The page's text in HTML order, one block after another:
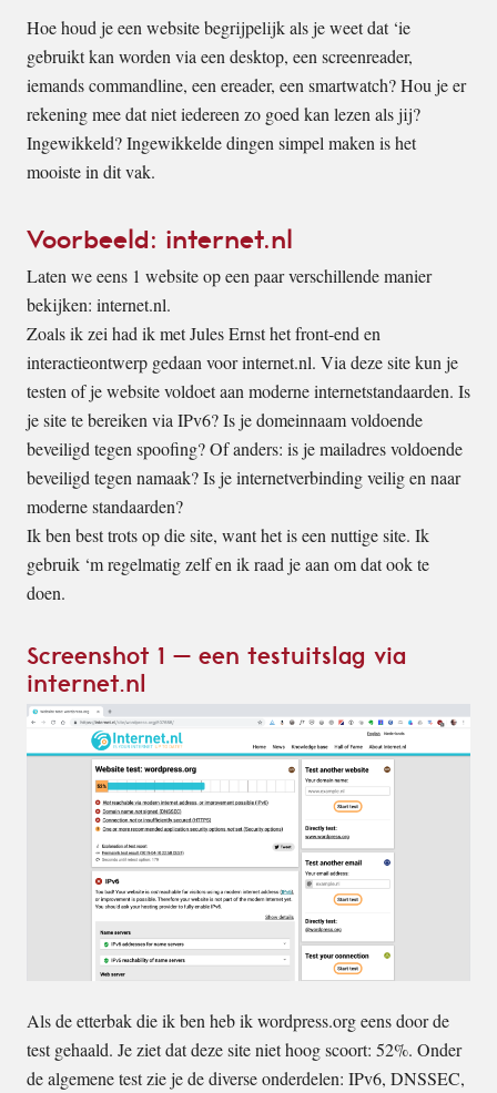
Hoe houd je een website begrijpelijk als je weet dat ‘ie
gebruikt kan worden via een desktop, een screenreader,
iemands commandline, een ereader, een smartwatch? Hou je er
rekening mee dat niet iedereen zo goed kan lezen als jij?
Ingewikkeld? Ingewikkelde dingen simpel maken is het
mooiste in dit vak.
Voorbeeld: internet.nl
Laten we eens 1 website op een paar verschillende manier
bekijken: internet.nl.
Zoals ik zei had ik met Jules Ernst het front-end en
interactieontwerp gedaan voor internet.nl. Via deze site kun je
testen of je website voldoet aan moderne internetstandaarden. Is
je site te bereiken via IPv6? Is je domeinnaam voldoende
beveiligd tegen spoofing? Of anders: is je mailadres voldoende
beveiligd tegen namaak? Is je internetverbinding veilig en naar
moderne standaarden?
Ik ben best trots op die site, want het is een nuttige site. Ik
gebruik ‘m regelmatig zelf en ik raad je aan om dat ook te
doen.
Screenshot 1 – een testuitslag via
internet.nl
Als de etterbak die ik ben heb ik wordpress.org eens door de
test gehaald. Je ziet dat deze site niet hoog scoort: 52%. Onder
de algemene test zie je de diverse onderdelen: IPv6, DNSSEC,